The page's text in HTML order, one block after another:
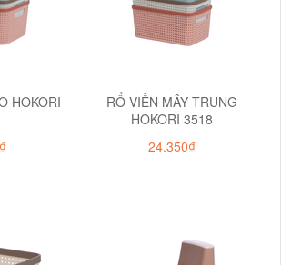
HOKORI
RỔ VIỀN MÂY TRUNG
HOKORI 3518
24.350₫